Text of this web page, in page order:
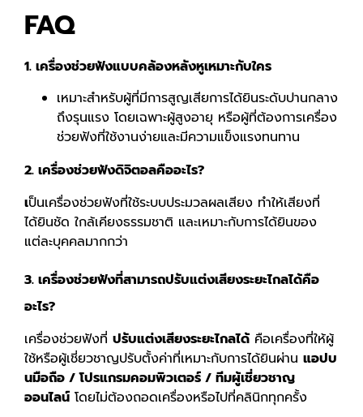
FAQ
1. เครื่องช่วยฟังแบบคล้องหลังหูเหมาะกับใคร
เหมาะสำหรับผู้ที่มีการสูญเสียการได้ยินระดับปานกลาง
ถึงรุนแรง โดยเฉพาะผู้สูงอายุ หรือผู้ที่ต้องการเครื่อง
ช่วยฟังที่ใช้งานง่ายและมีความแข็งแรงทนทาน
2. เครื่องช่วยฟังดิจิตอลคืออะไร?
เป็นเครื่องช่วยฟังที่ใช้ระบบประมวลผลเสียง ทำให้เสียงที่
ได้ยินชัด ใกล้เคียงธรรมชาติ และเหมาะกับการได้ยินของ
แต่ละบุคคลมากกว่า
3. เครื่องช่วยฟังที่สามารถปรับแต่งเสียงระยะไกลได้คือ
อะไร?
เครื่องช่วยฟังที่ ปรับแต่งเสียงระยะไกลได้ คือเครื่องที่ให้ผู้
ใช้หรือผู้เชี่ยวชาญปรับตั้งค่าที่เหมาะกับการได้ยินผ่าน แอปบ
นมือถือ / โปรแกรมคอมพิวเตอร์ / ทีมผู้เชี่ยวชาญ
ออนไลน์ โดยไม่ต้องถอดเครื่องหรือไปที่คลินิกทุกครั้ง